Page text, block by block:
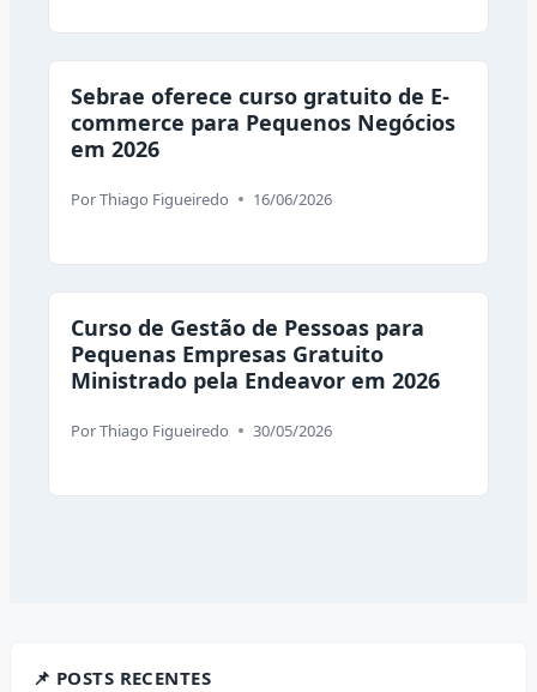
Sebrae oferece curso gratuito de E-
commerce para Pequenos Negócios
em 2026
PorThiago Figueiredo 16/06/2026
Curso de Gestão de Pessoas para
Pequenas Empresas Gratuito
Ministrado pela Endeavor em 2026
PorThiago Figueiredo 30/05/2026
📌 POSTS RECENTES